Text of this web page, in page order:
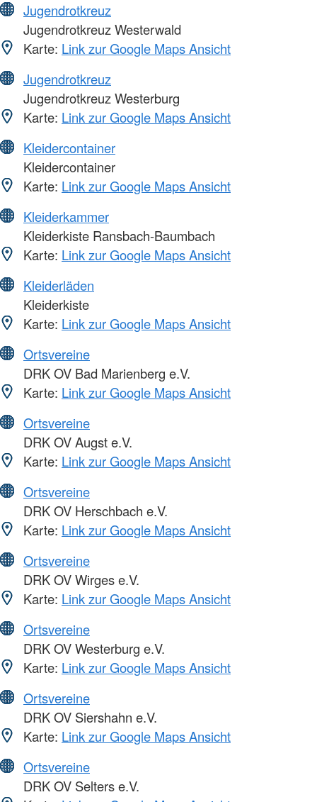
Jugendrotkreuz
Jugendrotkreuz Westerwald
Karte: Link zur Google Maps Ansicht
Jugendrotkreuz
Jugendrotkreuz Westerburg
Karte: Link zur Google Maps Ansicht
Kleidercontainer
Kleidercontainer
Karte: Link zur Google Maps Ansicht
Kleiderkammer
Kleiderkiste Ransbach-Baumbach
Karte: Link zur Google Maps Ansicht
Kleiderläden
Kleiderkiste
Karte: Link zur Google Maps Ansicht
Ortsvereine
DRK OV Bad Marienberg e.V.
Karte: Link zur Google Maps Ansicht
Ortsvereine
DRK OV Augst e.V.
Karte: Link zur Google Maps Ansicht
Ortsvereine
DRK OV Herschbach e.V.
Karte: Link zur Google Maps Ansicht
Ortsvereine
DRK OV Wirges e.V.
Karte: Link zur Google Maps Ansicht
Ortsvereine
DRK OV Westerburg e.V.
Karte: Link zur Google Maps Ansicht
Ortsvereine
DRK OV Siershahn e.V.
Karte: Link zur Google Maps Ansicht
Ortsvereine
DRK OV Selters e.V.